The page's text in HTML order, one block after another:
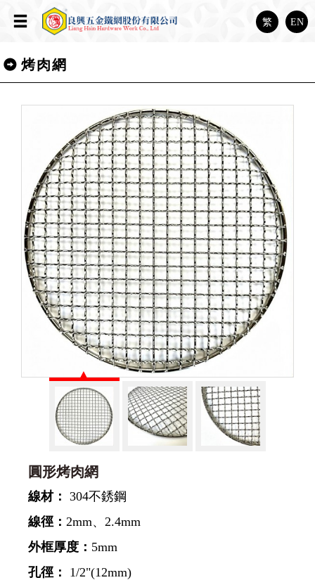
繁 EN
烤肉網
圓形烤肉網
線材： 304不銹鋼
線徑： 2mm、2.4mm
外框厚度： 5mm
孔徑： 1/2"(12mm)